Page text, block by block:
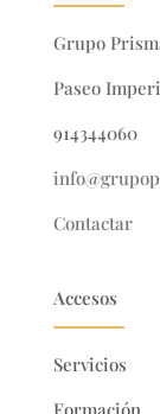
Grupo
Paseo
914344060
Contactar
Accesos
Servicios